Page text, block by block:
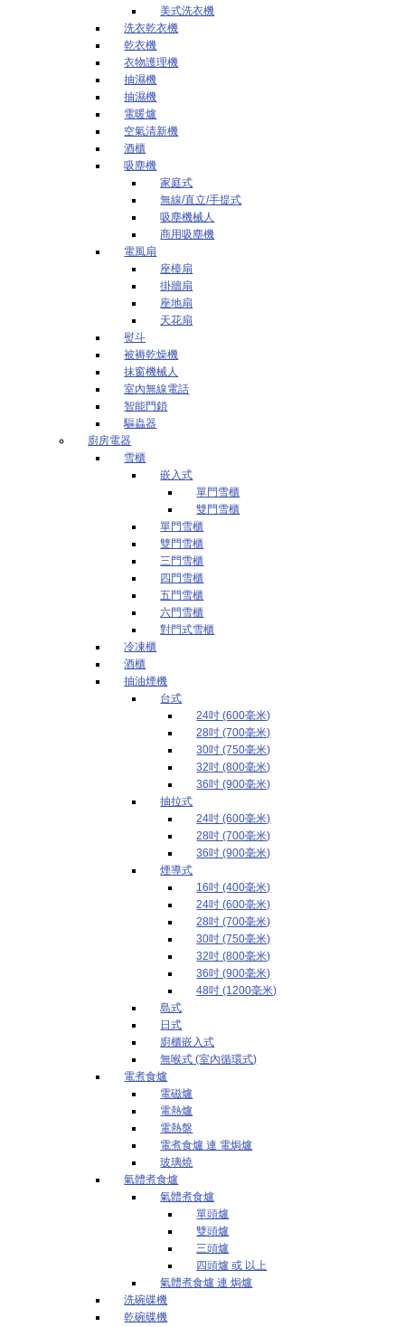
美式洗衣機
洗衣乾衣機
乾衣機
衣物護理機
抽濕機
抽濕機
電暖爐
空氣清新機
酒櫃
吸塵機
家庭式
無線/直立/手提式
吸塵機械人
商用吸塵機
電風扇
座檯扇
掛牆扇
座地扇
天花扇
熨斗
被褥乾燥機
抹窗機械人
室內無線電話
智能門鎖
驅蟲器
廚房電器
雪櫃
嵌入式
單門雪櫃
雙門雪櫃
單門雪櫃
雙門雪櫃
三門雪櫃
四門雪櫃
五門雪櫃
六門雪櫃
對門式雪櫃
冷凍櫃
酒櫃
抽油煙機
台式
24吋 (600毫米)
28吋 (700毫米)
30吋 (750毫米)
32吋 (800毫米)
36吋 (900毫米)
抽拉式
24吋 (600毫米)
28吋 (700毫米)
36吋 (900毫米)
煙導式
16吋 (400毫米)
24吋 (600毫米)
28吋 (700毫米)
30吋 (750毫米)
32吋 (800毫米)
36吋 (900毫米)
48吋 (1200毫米)
島式
日式
廚櫃嵌入式
無喉式 (室內循環式)
電煮食爐
電磁爐
電熱爐
電熱盤
電煮食爐 連 電焗爐
玻璃燒
氣體煮食爐
氣體煮食爐
單頭爐
雙頭爐
三頭爐
四頭爐 或 以上
氣體煮食爐 連 焗爐
洗碗碟機
乾碗碟機